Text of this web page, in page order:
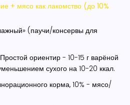
+ мясо как лакомство (до 10%
(паучи/консервы для
ориентир - 10-15 г варёной
сухого на 10-20 ккал.
корма, 10% - мясо/